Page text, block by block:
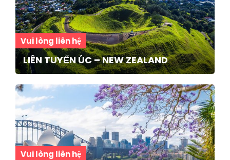
Vui lòng liên hệ
LIÊN TUYẾN ÚC – NEW ZEALAND
Vui lòng liên hệ